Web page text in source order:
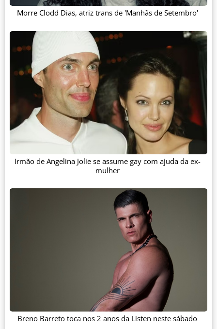
Morre Clodd Dias, atriz trans de 'Manhãs de Setembro'
Irmão de Angelina Jolie se assume gay com ajuda da ex-
mulher
Breno Barreto toca nos 2 anos da Listen neste sábado